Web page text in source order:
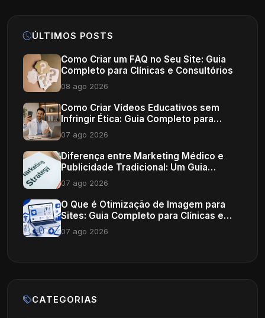
ÚLTIMOS POSTS
Como Criar um FAQ no Seu Site: Guia
Completo para Clínicas e Consultórios
08 ago 2026
Como Criar Vídeos Educativos sem
Infringir Ética: Guia Completo para
Profissionais de Saúde
07 ago 2026
Diferença entre Marketing Médico e
Publicidade Tradicional: Um Guia
Completo
07 ago 2026
O Que é Otimização de Imagem para
Sites: Guia Completo para Clínicas e
Consultórios
07 ago 2026
CATEGORIAS